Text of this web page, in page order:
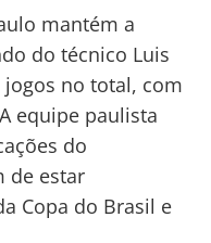
mantém a
do técnico Luis
no total, com
equipe paulista
do
de estar
Copa do Brasil e